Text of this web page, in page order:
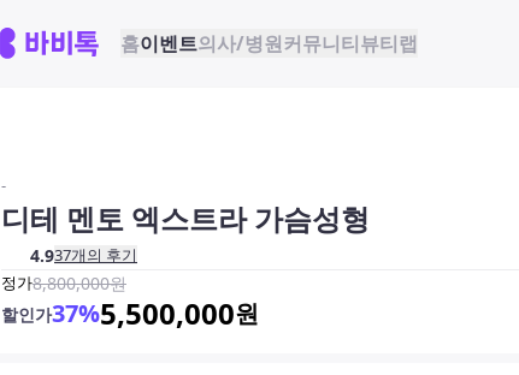
홈이벤트의사/병원커뮤니티뷰티랩
-
디테 멘토 엑스트라 가슴성형
4.937개의 후기
정가8,800,000원
할인가37%5,500,000원